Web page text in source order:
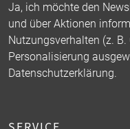
Ja, ich möchte den
und über Aktionen
Nutzungsverhalten (z.
Personalisierung
Datenschutzerklärung.